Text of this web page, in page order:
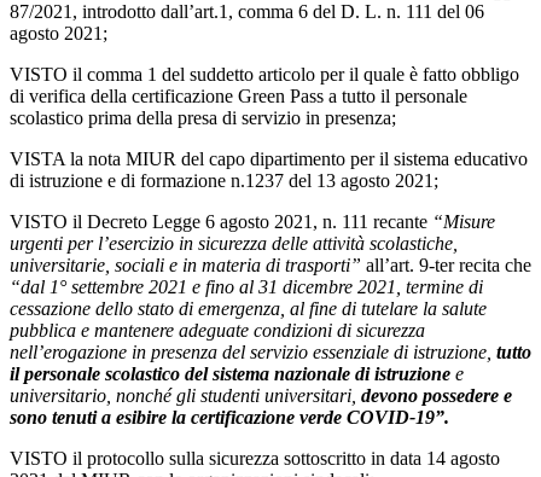
87/2021, introdotto dall’art.1, comma 6 del D. L. n. 111 del 06
agosto 2021;
VISTO il comma 1 del suddetto articolo per il quale è fatto obbligo
di verifica della certificazione Green Pass a tutto il personale
scolastico prima della presa di servizio in presenza;
VISTA la nota MIUR del capo dipartimento per il sistema educativo
di istruzione e di formazione n.1237 del 13 agosto 2021;
VISTO il Decreto Legge 6 agosto 2021, n. 111 recante “Misure
urgenti per l’esercizio in sicurezza delle attività scolastiche,
universitarie, sociali e in materia di trasporti” all’art. 9-ter recita che
“dal 1° settembre 2021 e fino al 31 dicembre 2021, termine di
cessazione dello stato di emergenza, al fine di tutelare la salute
pubblica e mantenere adeguate condizioni di sicurezza
nell’erogazione in presenza del servizio essenziale di istruzione, tutto
il personale scolastico del sistema nazionale di istruzione e
universitario, nonché gli studenti universitari, devono possedere e
sono tenuti a esibire la certificazione verde COVID-19”.
VISTO il protocollo sulla sicurezza sottoscritto in data 14 agosto